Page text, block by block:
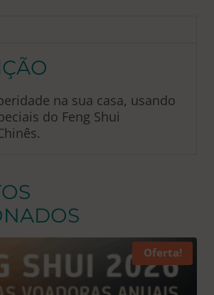
na sua casa, usando
do Feng Shui
Oferta!